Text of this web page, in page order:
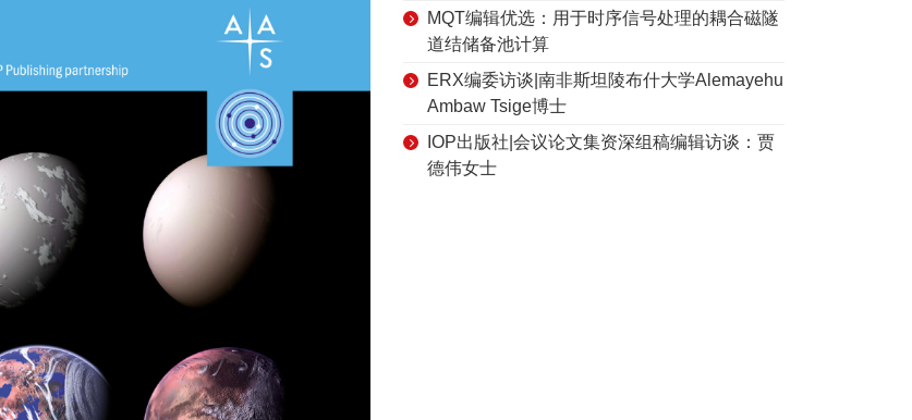
MQT编辑优选：用于时序信号处理的耦合磁隧
道结储备池计算
ERX编委访谈|南非斯坦陵布什大学Alemayehu
Ambaw Tsige博士
IOP出版社|会议论文集资深组稿编辑访谈：贾
德伟女士